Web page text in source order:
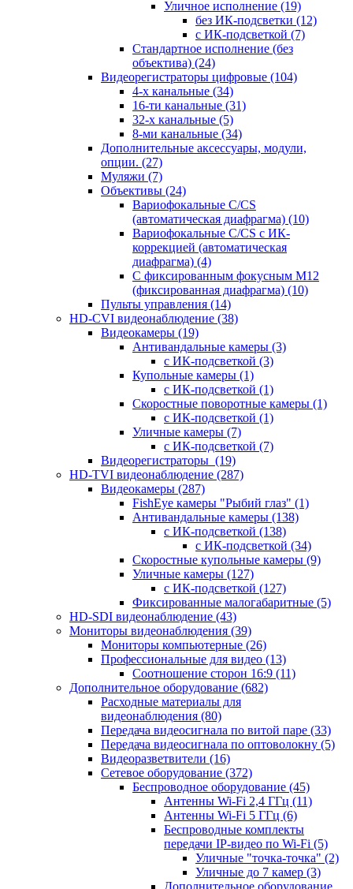
Уличное исполнение (19)
без ИК-подсветки (12)
с ИК-подсветкой (7)
Стандартное исполнение (без
объектива) (24)
Видеорегистраторы цифровые (104)
4-х канальные (34)
16-ти канальные (31)
32-х канальные (5)
8-ми канальные (34)
Дополнительные аксессуары, модули,
опции. (27)
Муляжи (7)
Объективы (24)
Вариофокальные C/CS
(автоматическая диафрагма) (10)
Вариофокальные C/CS с ИК-
коррекцией (автоматическая
диафрагма) (4)
С фиксированным фокусным М12
(фиксированная диафрагма) (10)
Пульты управления (14)
HD-CVI видеонаблюдение (38)
Видеокамеры (19)
Антивандальные камеры (3)
с ИК-подсветкой (3)
Купольные камеры (1)
с ИК-подсветкой (1)
Скоростные поворотные камеры (1)
с ИК-подсветкой (1)
Уличные камеры (7)
с ИК-подсветкой (7)
Видеорегистраторы (19)
HD-TVI видеонаблюдение (287)
Видеокамеры (287)
FishEye камеры "Рыбий глаз" (1)
Антивандальные камеры (138)
с ИК-подсветкой (138)
с ИК-подсветкой (34)
Скоростные купольные камеры (9)
Уличные камеры (127)
с ИК-подсветкой (127)
Фиксированные малогабаритные (5)
HD-SDI видеонаблюдение (43)
Мониторы видеонаблюдения (39)
Мониторы компьютерные (26)
Профессиональные для видео (13)
Соотношение сторон 16:9 (11)
Дополнительное оборудование (682)
Расходные материалы для
видеонаблюдения (80)
Передача видеосигнала по витой паре (33)
Передача видеосигнала по оптоволокну (5)
Видеоразветвители (16)
Сетевое оборудование (372)
Беспроводное оборудование (45)
Антенны Wi-Fi 2,4 ГГц (11)
Антенны Wi-Fi 5 ГГц (6)
Беспроводные комплекты
передачи IP-видео по Wi-Fi (5)
Уличные "точка-точка" (2)
Уличные до 7 камер (3)
Дополнительное оборудование